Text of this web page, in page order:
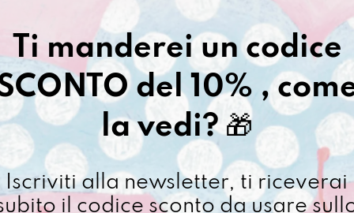
Gazpacho Berlinese dipinta
THE MOOD
€68,00
[ Borsa a tracolla: 14 x
Non disponibile al momento
Ti manderei un codice
del 10% ,
la vedi?🎁
Iscriviti alla newsletter, ti riceverai
il codice sconto da usare